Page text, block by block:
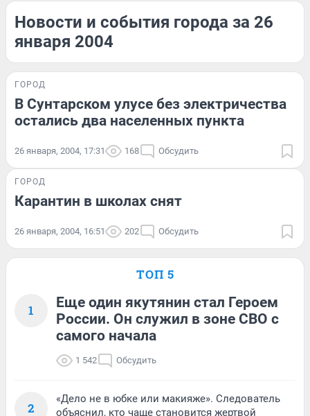
Новости и события города за 26
января 2004
ГОРОД
В Сунтарском улусе без электричества
остались два населенных пункта
26 января, 2004, 17:31 168 Обсудить
ГОРОД
Карантин в школах снят
26 января, 2004, 16:51 202 Обсудить
ТОП 5
1
Еще один якутянин стал Героем
России. Он служил в зоне СВО с
самого начала
1 542 Обсудить
2
«Дело не в юбке или макияже». Следователь
объяснил, кто чаще становится жертвой